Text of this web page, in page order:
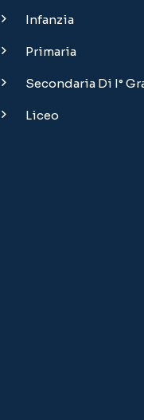
Infanzia
Primaria
Secondaria Di I°
Liceo